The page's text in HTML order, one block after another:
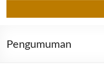
Universitas
Pengumuman